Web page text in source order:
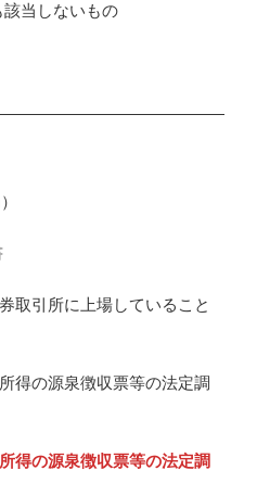
該当しないもの
引所に上場していること
の源泉徴収票等の法定調
得の源泉徴収票等の法定調